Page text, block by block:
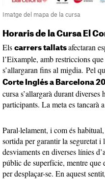
Imatge del mapa de la cursa
Horaris de la Cursa El
Els carrers tallats afectaran
l’Eixample, amb restriccions
s’allargaran fins al migdia. Pel
Corte Inglés a Barcelona
cursa s’allargarà durant
participants. La meta es tancarà
Paral·lelament, i com és
sortida per garantir la seguretat i
desviaments en diverses línies
públic de superfície, mentre que
per desplaçar-se. En aquest